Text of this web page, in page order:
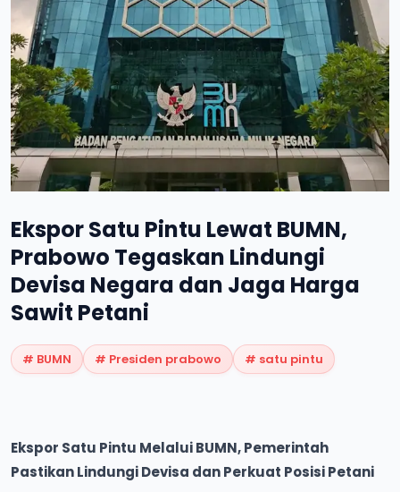
Ekspor Satu Pintu Lewat BUMN,
Prabowo Tegaskan Lindungi
Devisa Negara dan Jaga Harga
Sawit Petani
# BUMN # Presiden prabowo # satu pintu
Ekspor Satu Pintu Melalui BUMN, Pemerintah
Pastikan Lindungi Devisa dan Perkuat Posisi Petani